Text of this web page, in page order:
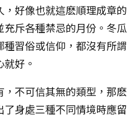
好像也就這麽順理成章的
斥各種禁忌的月份。冬瓜
習俗或信仰，都沒有所謂
好。
不可信其無的類型，那麽
身處三種不同情境時應留